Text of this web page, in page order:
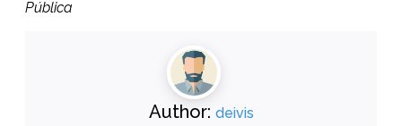
Pública
Author: deivis